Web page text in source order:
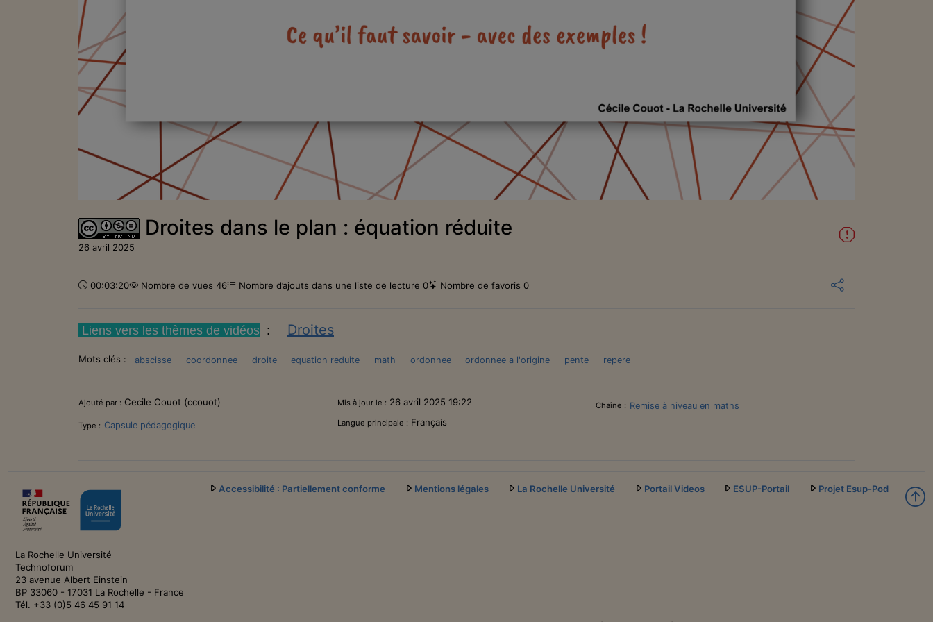
la
Droites dans le plan : équation réduite
26 avril 2025
Durée :
00:03:20 Nombre de vues 46 Nombre d’ajouts dans une liste de lecture 0 Nombre de favoris 0
Liens vers les thèmes de vidéos : Droites
Mots clés : abscisse coordonnee droite equation reduite math ordonnee ordonnee a l'origine pente repere
Informations
Ajouté par : Cecile Couot (ccouot) Mis à jour le : 26 avril 2025 19:22 Chaîne : Remise à niveau en maths
Type : Capsule pédagogique Langue principale : Français
La Rochelle Université
Technoforum
23 avenue Albert Einstein
BP 33060 - 17031 La Rochelle - France
Tél. +33 (0)5 46 45 91 14
Accessibilité : Partiellement conforme Mentions légales La Rochelle Université Portail Videos ESUP-Portail Projet Esup-Pod